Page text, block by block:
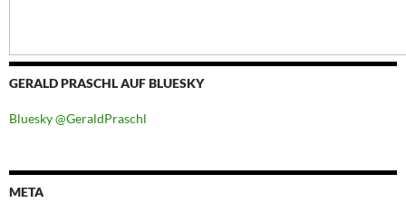
GERALD PRASCHL AUF BLUESKY
Bluesky @GeraldPraschl
META